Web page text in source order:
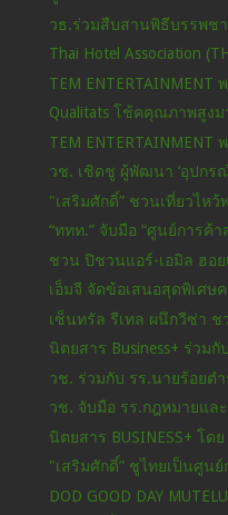
วธ.ร่วมสืบสานพิธีบรรพช
Thai Hotel Association
TEM
Qualitats โช้คคุณภาพสูง
TEM
วช. เชิดชู ผู้พัฒนา ‘อุปกร
"เสริมศักดิ์” ชวนเที่ยวไห
“ททท.” จับมือ “ศูนย์การค้
ชวน ปิชวนแอร์-เอมิล ฮอย
เอ็มจี จัดข้อเสนอสุดพิเศษ
เซ็นทรัล รีเทล ผนึกวีซ่า
นิตยสาร Business+ ร่วม
วช. ร่วมกับ รร.นายร้อยต
วช. จับมือ รร.กฎหมายแล
นิตยสาร BUSINESS+ โด
"เสริมศักดิ์” ชูไทยเป็นศูน
DOD GOOD DAY